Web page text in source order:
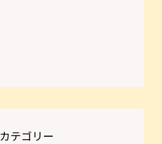
カテゴリー